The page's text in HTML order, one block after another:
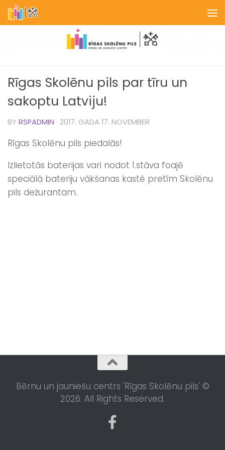
Skip to content
Rīgas Skolēnu pils par tīru un
sakoptu Latviju!
BY RSPADMIN · 2017. GADA 17. NOVEMBER
Rīgas Skolēnu pils piedalās!
Izlietotās baterijas vari nodot 1.stāva foajē
speciālā bateriju vākšanas kastē pretīm Skolēnu
pils dežurantam.
Bērnu un jauniešu centrs 'Rīgas Skolēnu pils' ©
2026. All Rights Reserved.